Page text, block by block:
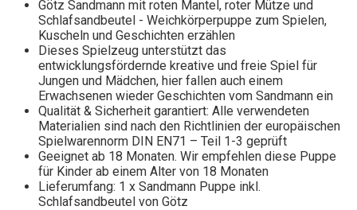
Götz Sandmann mit roten Mantel, roter Mütze und
Schlafsandbeutel - Weichkörperpuppe zum Spielen,
Kuscheln und Geschichten erzählen
Dieses Spielzeug unterstützt das
entwicklungsfördernde kreative und freie Spiel für
Jungen und Mädchen, hier fallen auch einem
Erwachsenen wieder Geschichten vom Sandmann ein
Qualität & Sicherheit garantiert: Alle verwendeten
Materialien sind nach den Richtlinien der europäischen
Spielwarennorm DIN EN71 – Teil 1-3 geprüft
Geeignet ab 18 Monaten. Wir empfehlen diese Puppe
für Kinder ab einem Alter von 18 Monaten
Lieferumfang: 1 x Sandmann Puppe inkl.
Schlafsandbeutel von Götz